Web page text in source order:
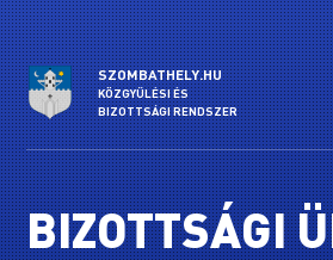
SZOMBATHELY.HU
KÖZGYŰLÉSI ÉS
BIZOTTSÁGI RENDSZER
BIZOTTSÁGI